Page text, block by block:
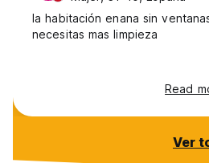
Vegagatan 21
41311 Gotemburgo
la habitación enana sin
necesitas mas limpieza
Read
Ver